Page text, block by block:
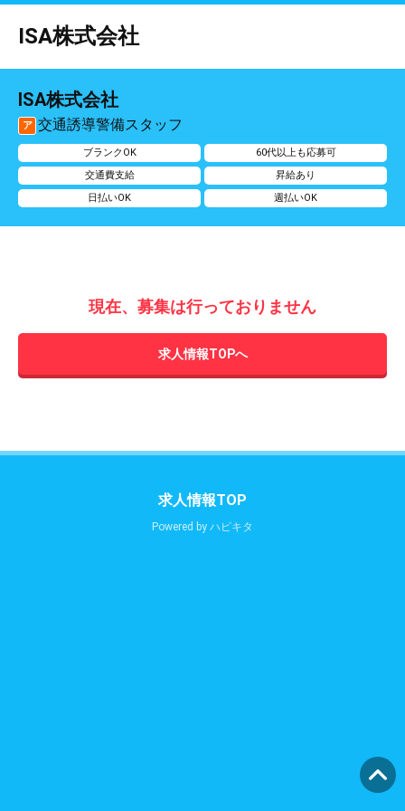
ISA株式会社
ISA株式会社
ア 交通誘導警備スタッフ
ブランクOK
60代以上も応募可
交通費支給
昇給あり
日払いOK
週払いOK
現在、募集は行っておりません
求人情報TOPへ
求人情報TOP
Powered by ハピキタ